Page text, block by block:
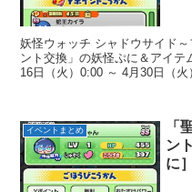
妖怪ウォッチ シャドウサイド
ント交換」の妖怪ぷに＆アイテ
16日（火）0:00 ～ 4月30日（
イベントまとめ
「
ン
に］